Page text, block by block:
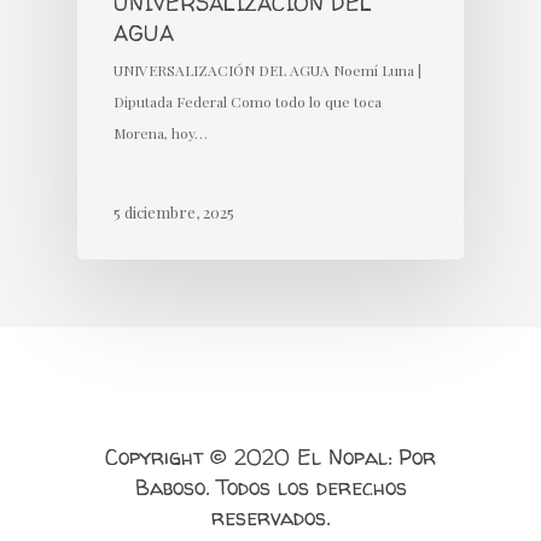
AGUA
UNIVERSALIZACIÓN DEL AGUA Noemí Luna |
Diputada Federal Como todo lo que toca
Morena, hoy…
5 diciembre, 2025
Copyright © 2020 El Nopal: Por
Baboso. Todos los derechos
reservados.